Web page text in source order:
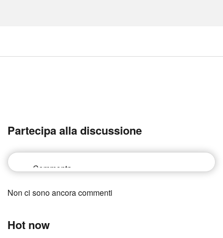
Partecipa alla discussione
Non ci sono ancora commenti
Hot now